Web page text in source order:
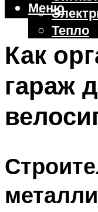
Тепло
Крыша
Ворота
Меню
Меню
Как
гараж